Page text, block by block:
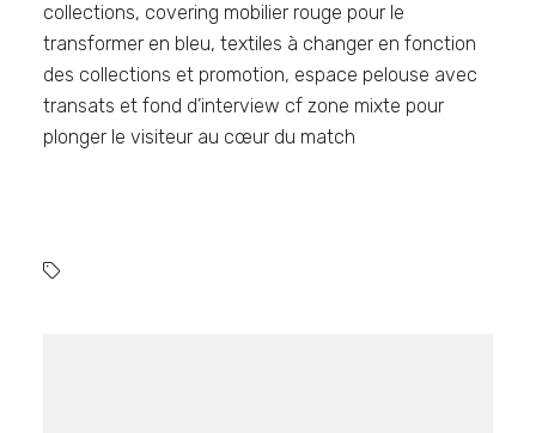
collections, covering mobilier rouge pour le
transformer en bleu, textiles à changer en fonction
des collections et promotion, espace pelouse avec
transats et fond d’interview cf zone mixte pour
plonger le visiteur au cœur du match